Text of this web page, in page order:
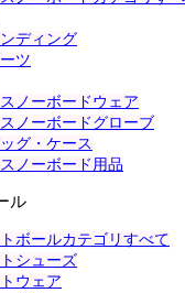
ディング
ツ
ノーボードウェア
ノーボードグローブ
グ・ケース
ノーボード用品
ル
ボールカテゴリすべて
シューズ
ウェア